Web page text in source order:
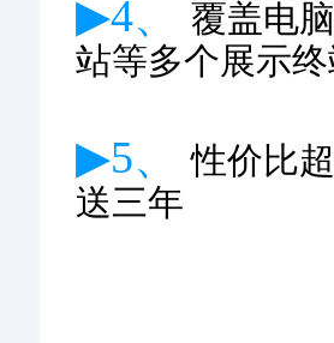
▶4、
覆盖电
站等多个展示
▶5、性价比
送三年